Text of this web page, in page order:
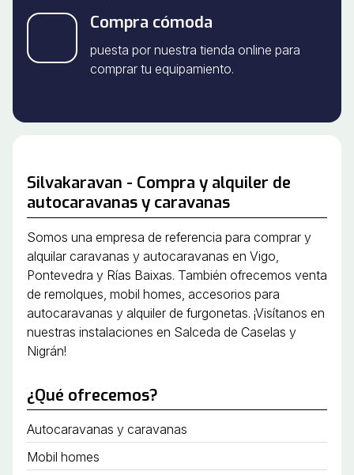
Compra cómoda
puesta por nuestra tienda online para
comprar tu equipamiento.
Silvakaravan - Compra y alquiler de
autocaravanas y caravanas
Somos una empresa de referencia para comprar y
alquilar caravanas y autocaravanas en Vigo,
Pontevedra y Rías Baixas. También ofrecemos venta
de remolques, mobil homes, accesorios para
autocaravanas y alquiler de furgonetas. ¡Visítanos en
nuestras instalaciones en Salceda de Caselas y
Nigrán!
¿Qué ofrecemos?
Autocaravanas y caravanas
Mobil homes